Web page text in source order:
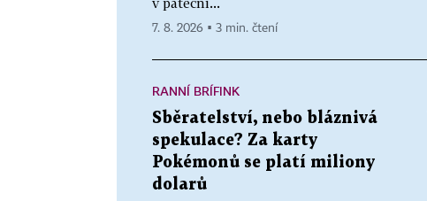
7. 8. 2026 ▪ 3 min. čtení
RANNÍ BRÍFINK
Sběratelství, nebo bláznivá
spekulace? Za karty
Pokémonů se platí miliony
dolarů